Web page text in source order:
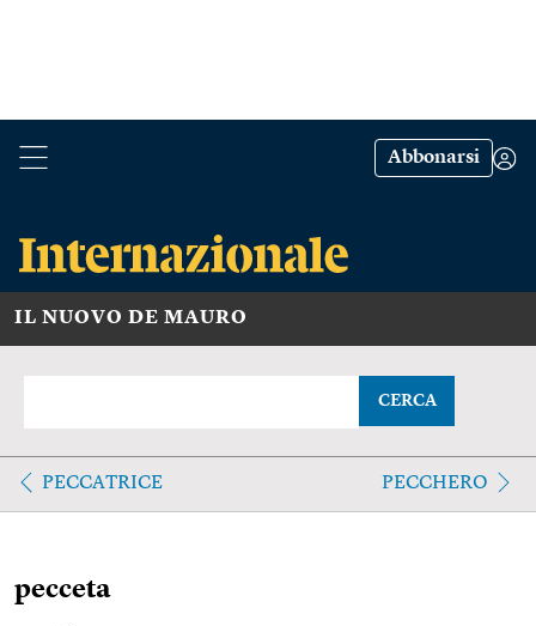
Abbonarsi
IL NUOVO DE MAURO
CERCA
PECCATRICE PECCHERO
pecceta